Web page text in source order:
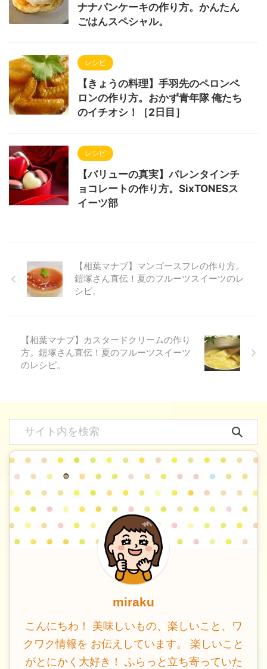
ナナパンケーキの作り方。かんたん
ごはんスペシャル。
レシピ
【きょうの料理】手羽先のペロンペ
ロンの作り方。おかず青年隊 俺たち
のイチオシ！［2日目］
レシピ
【バリューの真実】バレンタインチ
ョコレートの作り方。SixTONESス
イーツ部
【相葉マナブ】マンゴースフレの作り方。
鎧塚さん直伝！夏のフルーツスイーツのレ
シピ。
【相葉マナブ】カスタードクリームの作り
方。鎧塚さん直伝！夏のフルーツスイーツ
のレシピ。
miraku
こんにちわ！ 美味しいもの、楽しいこと、ワ
クワク情報を お伝えしています。 楽しいこと
がとにかく大好き！ ふらっと立ち寄っていた